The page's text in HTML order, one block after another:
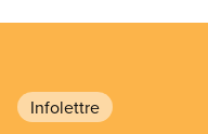
Infolettre